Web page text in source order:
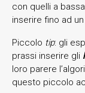
con quelli a
inserire fino ad
Piccolo tip: gli
prassi inserire gli
loro parere
questo piccolo